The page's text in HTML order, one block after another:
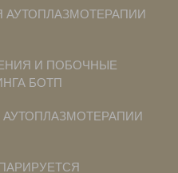
И ПОБОЧНЫЕ
БОТП